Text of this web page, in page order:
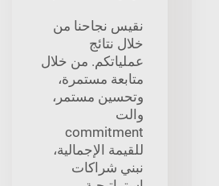
نقيس نجاحنا من
خلال نتائج
عملياتكم. من خلال
متابعة مستمرة،
وتحسين مستمر،
والت
commitment
للقيمة الإجمالية،
نبني شراكات